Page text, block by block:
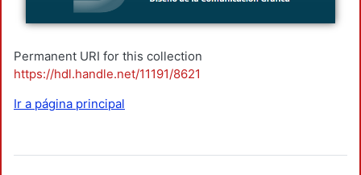
Permanent URI for this collection
https://hdl.handle.net/11191/8621
Ir a página principal